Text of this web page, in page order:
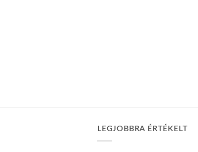
LEGJOBBRA ÉRTÉKELT